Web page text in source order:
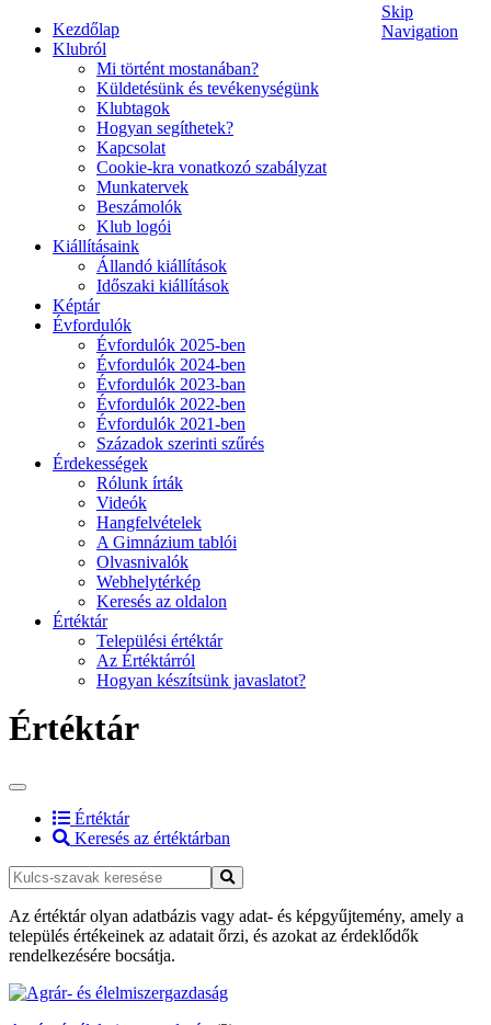
Kezdőlap
Klubról
Mi történt mostanában?
Küldetésünk és tevékenységünk
Klubtagok
Hogyan segíthetek?
Kapcsolat
Cookie-kra vonatkozó szabályzat
Munkatervek
Beszámolók
Klub logói
Kiállításaink
Állandó kiállítások
Időszaki kiállítások
Képtár
Évfordulók
Évfordulók 2025-ben
Évfordulók 2024-ben
Évfordulók 2023-ban
Évfordulók 2022-ben
Évfordulók 2021-ben
Századok szerinti szűrés
Érdekességek
Rólunk írták
Videók
Hangfelvételek
A Gimnázium tablói
Olvasnivalók
Webhelytérkép
Keresés az oldalon
Értéktár
Települési értéktár
Az Értéktárról
Hogyan készítsünk javaslatot?
Skip
Navigation
Értéktár
Értéktár
Keresés az értéktárban
Az értéktár olyan adatbázis vagy adat- és képgyűjtemény, amely a
település értékeinek az adatait őrzi, és azokat az érdeklődők
rendelkezésére bocsátja.